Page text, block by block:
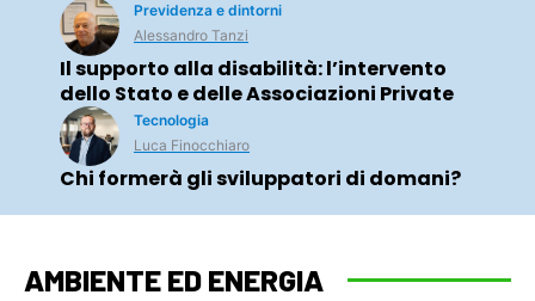
Previdenza e dintorni
Alessandro Tanzi
Il supporto alla disabilità: l’intervento
dello Stato e delle Associazioni Private
Tecnologia
Luca Finocchiaro
Chi formerà gli sviluppatori di domani?
AMBIENTE ED ENERGIA